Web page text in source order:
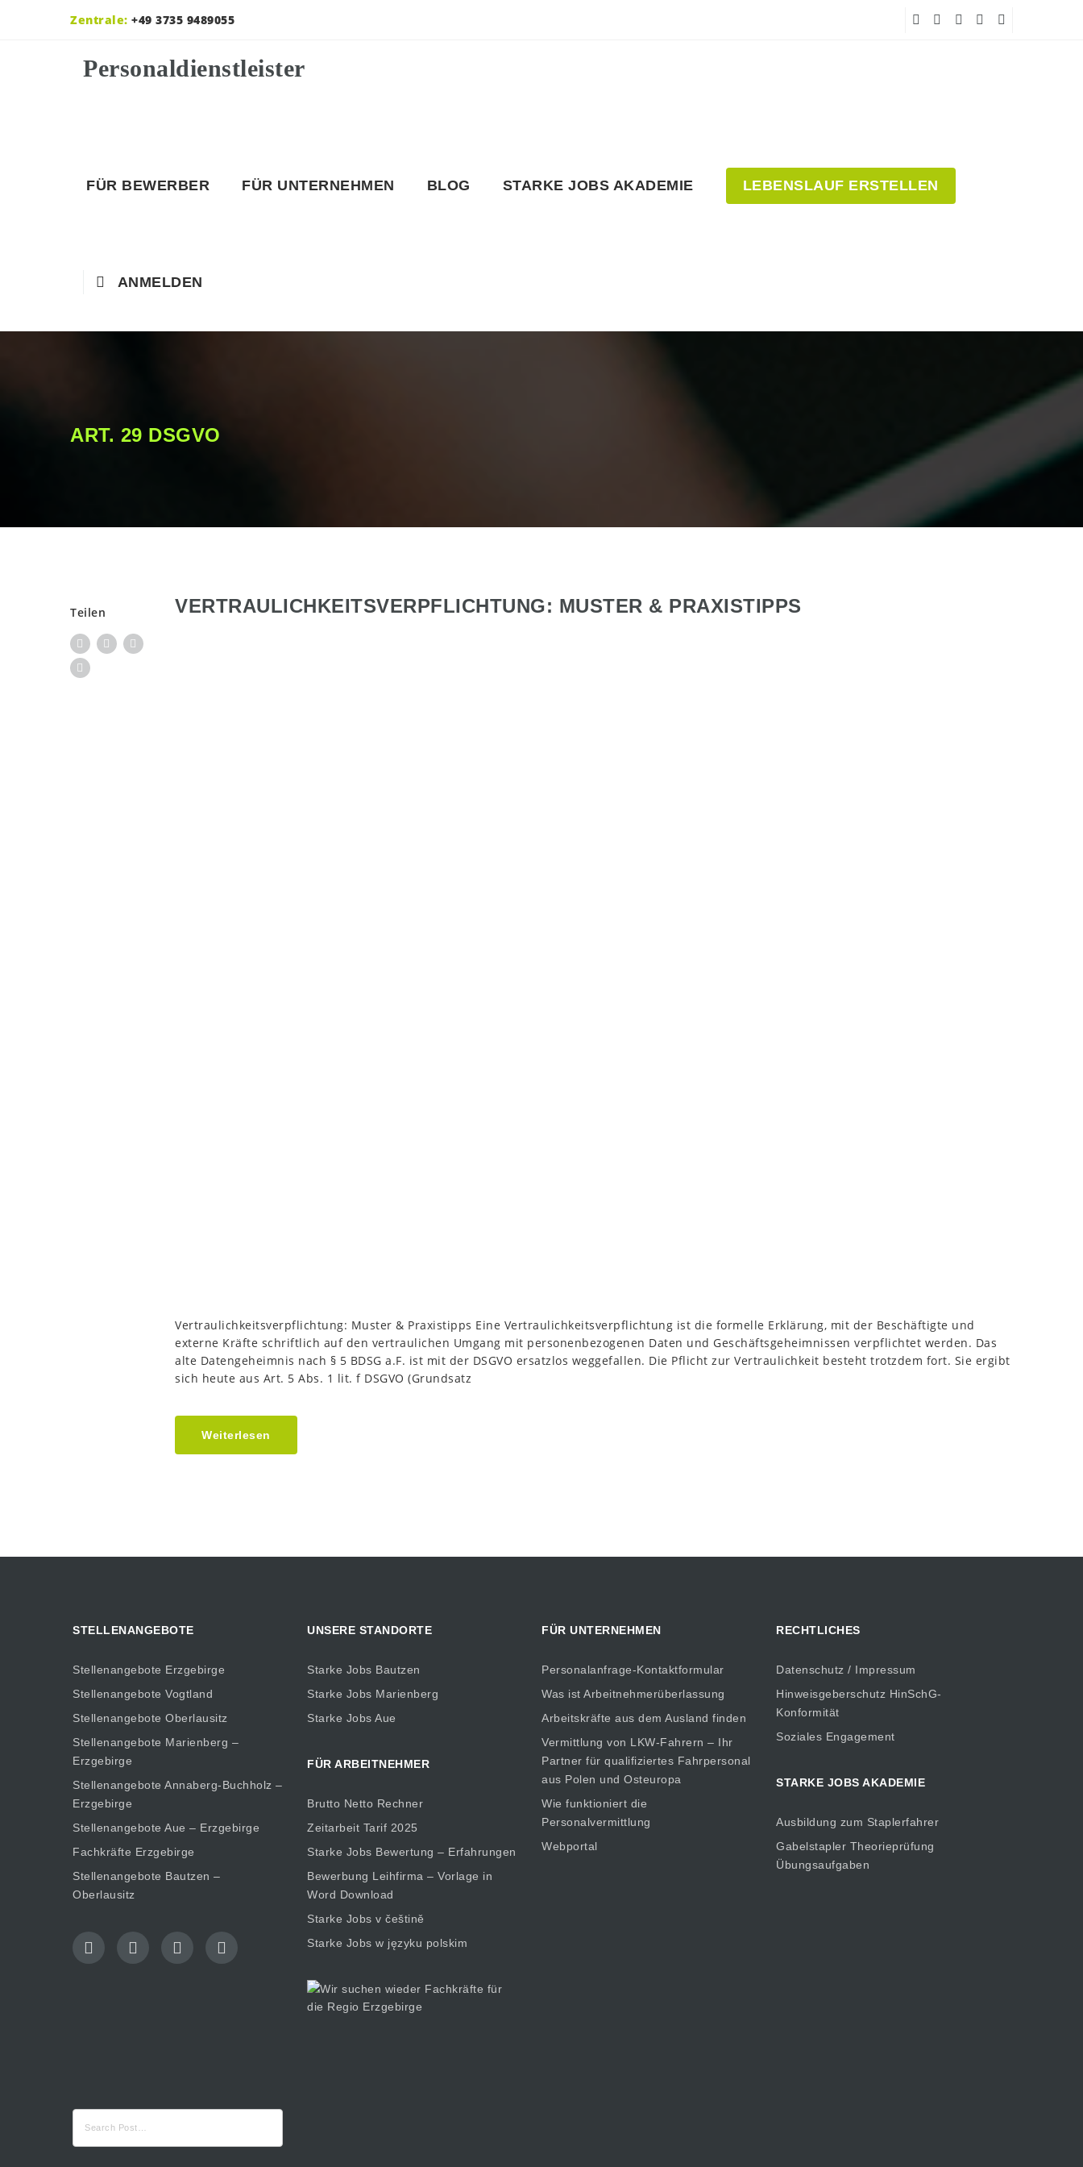
Zentrale: +49 3735 9489055
FÜR BEWERBER FÜR UNTERNEHMEN BLOG STARKE JOBS AKADEMIE LEBENSLAUF ERSTELLEN
ANMELDEN
ART. 29 DSGVO
Teilen VERTRAULICHKEITSVERPFLICHTUNG: MUSTER & PRAXISTIPPS
Vertraulichkeitsverpflichtung: Muster & Praxistipps Eine Vertraulichkeitsverpflichtung ist die formelle Erklärung, mit der Beschäftigte und
externe Kräfte schriftlich auf den vertraulichen Umgang mit personenbezogenen Daten und Geschäftsgeheimnissen verpflichtet werden. Das
alte Datengeheimnis nach § 5 BDSG a.F. ist mit der DSGVO ersatzlos weggefallen. Die Pflicht zur Vertraulichkeit besteht trotzdem fort. Sie ergibt
sich heute aus Art. 5 Abs. 1 lit. f DSGVO (Grundsatz
Weiterlesen
STELLENANGEBOTE
Stellenangebote Erzgebirge
Stellenangebote Vogtland
Stellenangebote Oberlausitz
Stellenangebote Marienberg –
Erzgebirge
Stellenangebote Annaberg-Buchholz –
Erzgebirge
Stellenangebote Aue – Erzgebirge
Fachkräfte Erzgebirge
Stellenangebote Bautzen –
Oberlausitz
nach:
UNSERE STANDORTE
Starke Jobs Bautzen
Starke Jobs Marienberg
Starke Jobs Aue
FÜR ARBEITNEHMER
Brutto Netto Rechner
Zeitarbeit Tarif 2025
Starke Jobs Bewertung – Erfahrungen
Bewerbung Leihfirma – Vorlage in
Word Download
Starke Jobs v češtině
Starke Jobs w języku polskim
FÜR UNTERNEHMEN
Personalanfrage-Kontaktformular
Was ist Arbeitnehmerüberlassung
Arbeitskräfte aus dem Ausland finden
Vermittlung von LKW-Fahrern – Ihr
Partner für qualifiziertes Fahrpersonal
aus Polen und Osteuropa
Wie funktioniert die
Personalvermittlung
Webportal
RECHTLICHES
Datenschutz / Impressum
Hinweisgeberschutz HinSchG-
Konformität
Soziales Engagement
STARKE JOBS AKADEMIE
Ausbildung zum Staplerfahrer
Gabelstapler Theorieprüfung
Übungsaufgaben